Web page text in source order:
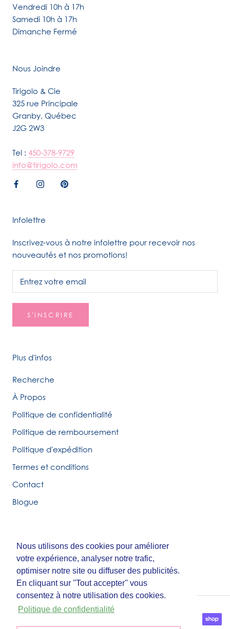
Nous utilisons des cookies pour améliorer
votre expérience, analyser notre trafic,
optimiser notre site ou diffuser des publicités.
En cliquant sur ''Tout accepter'' vous
consentez à notre utilisation des cookies.
Politique de confidentialité
Nous utilisons des cookies pour améliorer
votre expérience, analyser notre trafic,
optimiser notre site ou diffuser des publicités.
En cliquant sur ''Tout accepter'' vous
consentez à notre utilisation des cookies.
Politique de confidentialité
Vendredi 10h à 17h
Samedi 10h à 17h
Dimanche Fermé
Nous Joindre
Tirigolo & Cie
325 rue Principale
Granby, Québec
J2G 2W3
Tel : 450-378-9729
info@tirigolo.com
Infolettre
Inscrivez-vous à notre infolettre pour recevoir nos
nouveautés et nos promotions!
S'INSCRIRE
Plus d'infos
Recherche
À Propos
Politique de confidentialité
Politique de remboursement
Politique d'expédition
Termes et conditions
Contact
Blogue
© Tirigolo et Cie.
Fait parThird Party Studio